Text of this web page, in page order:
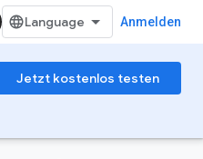
Anmelden
Jetzt kostenlos testen